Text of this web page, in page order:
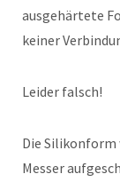
ausgehärtete
keiner
Leider falsch!
Die Silikonform
Messer